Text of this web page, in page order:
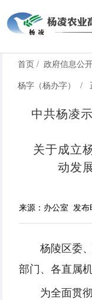
首页 / 政府信息公
杨字（杨办字） /
中共杨凌
关于成立
动发
来源：办公室 发布
杨陵区委
部门、各直属机
为全面贯